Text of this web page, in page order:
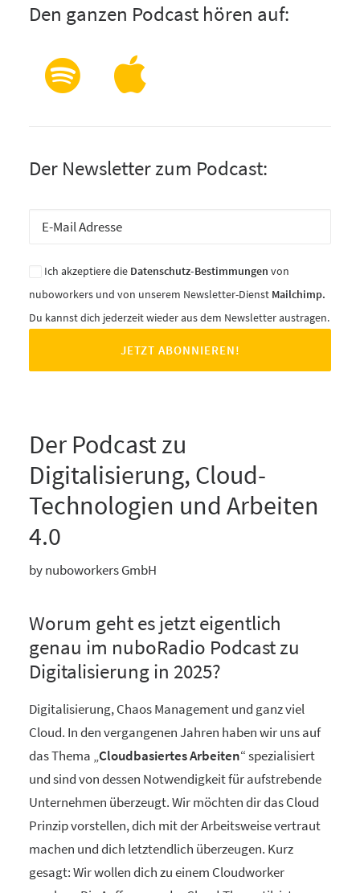
Den ganzen Podcast hören auf:
Der Newsletter zum Podcast:
Ich akzeptiere die Datenschutz-Bestimmungen von
nuboworkers und von unserem Newsletter-Dienst Mailchimp.
Du kannst dich jederzeit wieder aus dem Newsletter austragen.
Der Podcast zu
Digitalisierung, Cloud-
Technologien und Arbeiten
4.0
by nuboworkers GmbH
Worum geht es jetzt eigentlich
genau im nuboRadio Podcast zu
Digitalisierung in 2025?
Digitalisierung, Chaos Management und ganz viel
Cloud. In den vergangenen Jahren haben wir uns auf
das Thema „Cloudbasiertes Arbeiten“ spezialisiert
und sind von dessen Notwendigkeit für aufstrebende
Unternehmen überzeugt. Wir möchten dir das Cloud
Prinzip vorstellen, dich mit der Arbeitsweise vertraut
machen und dich letztendlich überzeugen. Kurz
gesagt: Wir wollen dich zu einem Cloudworker